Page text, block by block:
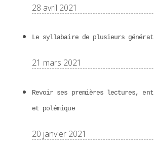
28 avril 2021
Le syllabaire de plusieurs
21 mars 2021
Revoir ses premières lectures,
et polémique
20 janvier 2021